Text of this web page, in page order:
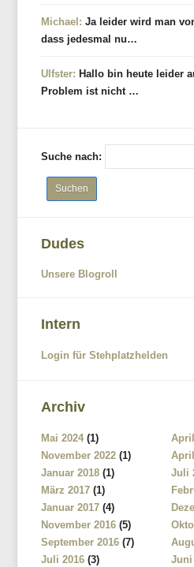
Michael: Ja leider wird man
dass jedesmal nu…
Ulfster: Hallo bin heute leider
Problem ist nicht …
Suche nach:
Dudes
Unsere Blogroll
Intern
Login für Stehplatzhelden
Archiv
Mai 2024 (1)
November 2022 (1)
Januar 2018 (1) Juli
März 2017 (1)
Januar 2017 (4)
November 2016 (5)
September 2016 (7)
Juli 2016 (3) Juni